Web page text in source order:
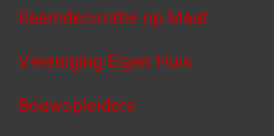
Raamdecoratie op Maat
Vereniging Eigen Huis
Bouwopleiders